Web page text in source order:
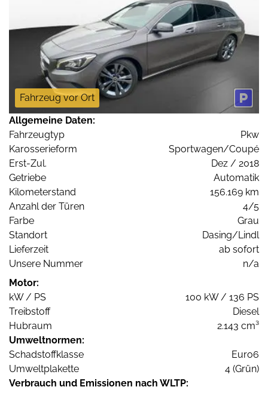
Fahrzeug vor Ort
Allgemeine Daten:
Fahrzeugtyp
Pkw
Karosserieform
Sportwagen/Coupé
Erst-Zul.
Dez / 2018
Getriebe
Automatik
Kilometerstand
156.169 km
Anzahl der Türen
4/5
Farbe
Grau
Standort
Dasing/Lindl
Lieferzeit
ab sofort
Unsere Nummer
n/a
Motor:
kW / PS
100 kW / 136 PS
Treibstoff
Diesel
Hubraum
2.143 cm³
Umweltnormen:
Schadstoffklasse
Euro6
Umweltplakette
4 (Grün)
Verbrauch und Emissionen nach WLTP: